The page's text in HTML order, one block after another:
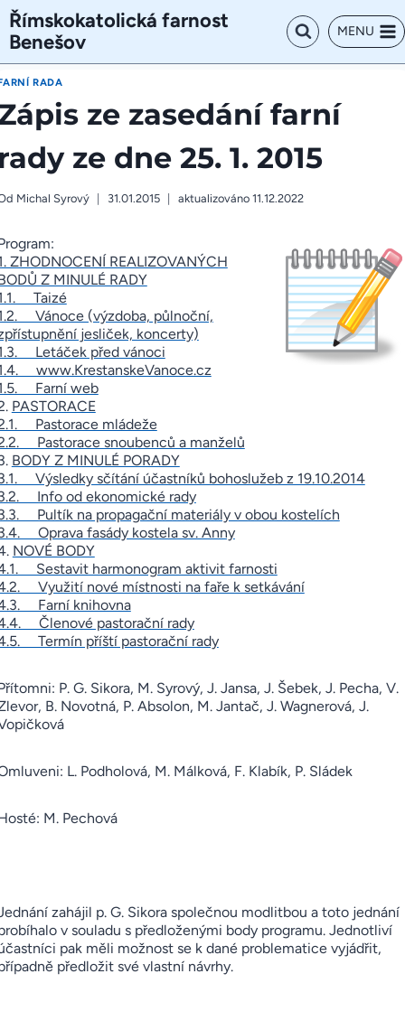
Přeskočit
na
obsah
Římskokatolická farnost
Benešov
MENU
RADA
ze zasedání farní
ze dne 25. 1. 2015
Michal Syrový 31.01.2015 aktualizováno 11.12.2022
ZHODNOCENÍ REALIZOVANÝCH
Z MINULÉ RADY
Taizé
Vánoce (výzdoba, půlnoční,
jesliček, koncerty)
Letáček před vánoci
www.KrestanskeVanoce.cz
Farní web
PASTORACE
Pastorace mládeže
Pastorace snoubenců a manželů
BODY Z MINULÉ PORADY
Výsledky sčítání účastníků bohoslužeb z 19.10.2014
Info od ekonomické rady
Pultík na propagační materiály v obou kostelích
Oprava fasády kostela sv. Anny
NOVÉ BODY
Sestavit harmonogram aktivit farnosti
Využití nové místnosti na faře k setkávání
Farní knihovna
Členové pastorační rady
Termín příští pastorační rady
P. G. Sikora, M. Syrový, J. Jansa, J. Šebek, J. Pecha, V.
B. Novotná, P. Absolon, M. Jantač, J. Wagnerová, J.
L. Podholová, M. Málková, F. Klabík, P. Sládek
M. Pechová
zahájil p. G. Sikora společnou modlitbou a toto jednání
v souladu s předloženými body programu. Jednotliví
pak měli možnost se k dané problematice vyjádřit,
předložit své vlastní návrhy.